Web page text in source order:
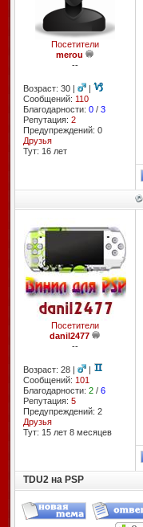
Посетители
merou
--
Возраст: 30 |
|
Сообщений: 110
Благодарности: 0/ 3
Репутация: 2
Предупреждений: 0
Друзья
Тут: 16 лет
Посетители
danil2477
--
Возраст: 28 |
|
Сообщений: 101
Благодарности: 2/ 6
Репутация: 5
Предупреждений: 2
Друзья
Тут: 15 лет 8 месяцев
TDU2 на PSP